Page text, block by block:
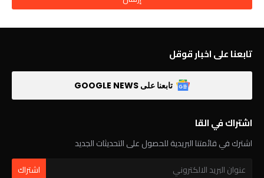
تابعنا على اخبار قوقل
تابعنا على GOOGLE NEWS
اشتراك في القا
اشترك في قائمتنا البريدية للحصول على التحديثات الجديد